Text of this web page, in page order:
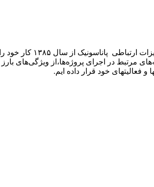
گروه فنی
مرتبط در اجرای پروژه‌ها،از ویژگی‌های
فعالیتهای خود قرار داده ایم.